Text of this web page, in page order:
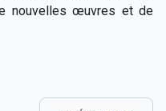
nouvelles œuvres et de